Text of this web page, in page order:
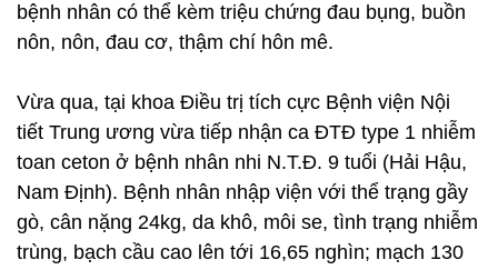
bệnh nhân có thể kèm triệu chứng đau bụng, buồn
nôn, nôn, đau cơ, thậm chí hôn mê.
Vừa qua, tại khoa Điều trị tích cực Bệnh viện Nội
tiết Trung ương vừa tiếp nhận ca ĐTĐ type 1 nhiễm
toan ceton ở bệnh nhân nhi N.T.Đ. 9 tuổi (Hải Hậu,
Nam Định). Bệnh nhân nhập viện với thể trạng gầy
gò, cân nặng 24kg, da khô, môi se, tình trạng nhiễm
trùng, bạch cầu cao lên tới 16,65 nghìn; mạch 130